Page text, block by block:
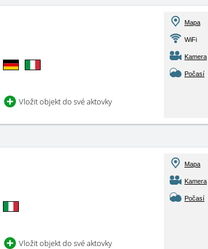
Vložit objekt do své aktovky
Mapa
WiFi
Kamera
Počasí
Vložit objekt do své aktovky
Mapa
Kamera
Počasí